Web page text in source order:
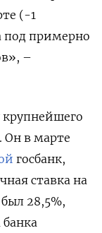
(-1
под примерно
–
крупнейшего
Он в марте
госбанк,
ставка на
28,5%,